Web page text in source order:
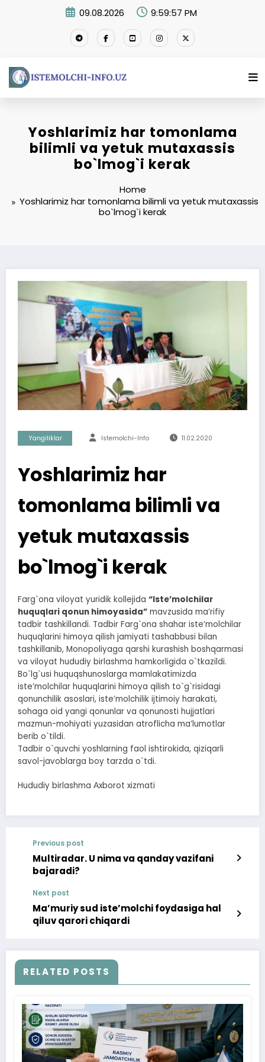
09.08.2026 9:59:58 PM
Yoshlarimiz har tomonlama
bilimli va yetuk mutaxassis
bo`lmog`i kerak
Home
Yoshlarimiz har tomonlama bilimli va yetuk mutaxassis
bo`lmog`i kerak
Yangiliklar Istemolchi-Info 11.02.2020
Yoshlarimiz har
tomonlama bilimli va
yetuk mutaxassis
bo`lmog`i kerak
Farg`ona viloyat yuridik kollejida “Isteʼmolchilar
huquqlari qonun himoyasida” mavzusida maʼrifiy
tadbir tashkillandi. Tadbir Farg`ona shahar isteʼmolchilar
huquqlarini himoya qilish jamiyati tashabbusi bilan
tashkillanib, Monopoliyaga qarshi kurashish boshqarmasi
va viloyat hududiy birlashma hamkorligida o`tkazildi.
Bo`lg`usi huquqshunoslarga mamlakatimizda
isteʼmolchilar huquqlarini himoya qilish to`g`risidagi
qonunchilik asoslari, isteʼmolchilik ijtimoiy harakati,
sohaga oid yangi qonunlar va qonunosti hujjatlari
mazmun-mohiyati yuzasidan atroflicha maʼlumotlar
berib o`tildi.
Tadbir o`quvchi yoshlarning faol ishtirokida, qiziqarli
savol-javoblarga boy tarzda o`tdi.
Hududiy birlashma Аxborot xizmati
Previous post
Multiradar. U nima va qanday vazifani
bajaradi?
Next post
Maʼmuriy sud isteʼmolchi foydasiga hal
qiluv qarori chiqardi
RELATED POSTS